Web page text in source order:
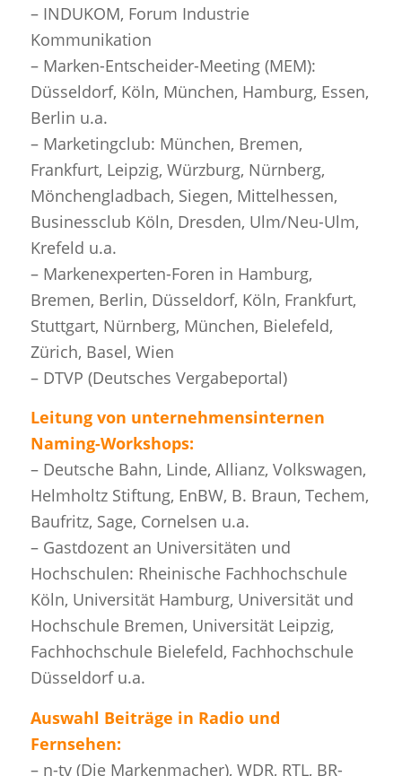
– INDUKOM, Forum Industrie
Kommunikation
– Marken-Entscheider-Meeting (MEM):
Düsseldorf, Köln, München, Hamburg, Essen,
Berlin u.a.
– Marketingclub: München, Bremen,
Frankfurt, Leipzig, Würzburg, Nürnberg,
Mönchengladbach, Siegen, Mittelhessen,
Businessclub Köln, Dresden, Ulm/Neu-Ulm,
Krefeld u.a.
– Markenexperten-Foren in Hamburg,
Bremen, Berlin, Düsseldorf, Köln, Frankfurt,
Stuttgart, Nürnberg, München, Bielefeld,
Zürich, Basel, Wien
– DTVP (Deutsches Vergabeportal)
Leitung von unternehmensinternen
Naming-Workshops:
– Deutsche Bahn, Linde, Allianz, Volkswagen,
Helmholtz Stiftung, EnBW, B. Braun, Techem,
Baufritz, Sage, Cornelsen u.a.
– Gastdozent an Universitäten und
Hochschulen: Rheinische Fachhochschule
Köln, Universität Hamburg, Universität und
Hochschule Bremen, Universität Leipzig,
Fachhochschule Bielefeld, Fachhochschule
Düsseldorf u.a.
Auswahl Beiträge in Radio und
Fernsehen:
– n-tv (Die Markenmacher), WDR, RTL, BR-